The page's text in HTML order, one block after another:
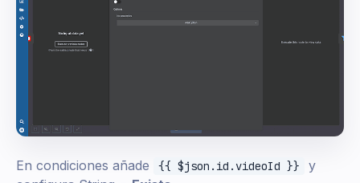
En condiciones añade {{ $json.id.videoId }}
y